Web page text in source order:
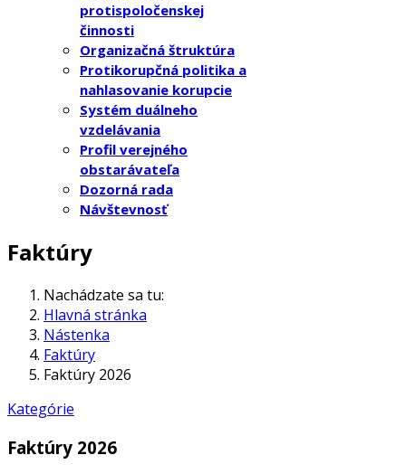
protispoločenskej
činnosti
Organizačná štruktúra
Protikorupčná politika a
nahlasovanie korupcie
Systém duálneho
vzdelávania
Profil verejného
obstarávateľa
Dozorná rada
Návštevnosť
Faktúry
Nachádzate sa tu:
Hlavná stránka
Nástenka
Faktúry
Faktúry 2026
Kategórie
Faktúry 2026